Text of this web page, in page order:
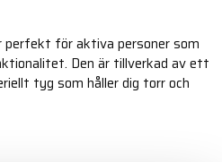
perfekt för aktiva personer som
Den är tillverkad av ett
tyg som håller dig torr och